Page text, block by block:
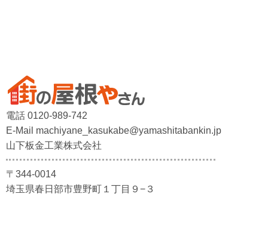
電話 0120-989-742
E-Mail machiyane_kasukabe@yamashitabankin.jp
山下板金工業株式会社
〒344-0014
埼玉県春日部市豊野町１丁目９−３